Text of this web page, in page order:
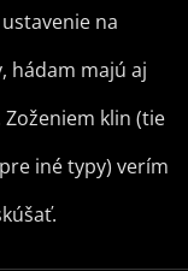
na
hádam majú aj
klin (tie
iné typy) verím